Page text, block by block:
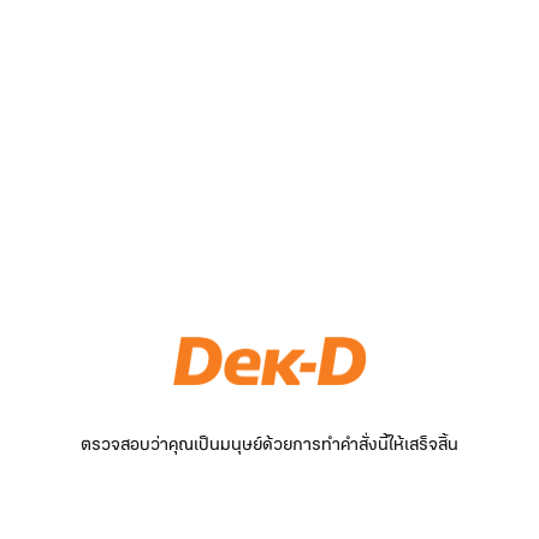
ตรวจสอบว่าคุณเป็นมนุษย์ด้วยการทำคำสั่งนี้ให้เสร็จสิ้น